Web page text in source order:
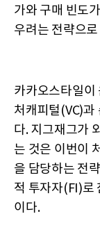
가와 구매 빈도
우려는 전략으
카카오스타일이
처캐피털(VC)과
다. 지그재그가
는 것은 이번이
을 담당하는 전
적 투자자(FI)로
이다.